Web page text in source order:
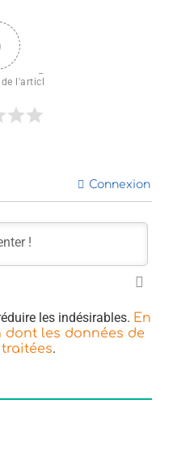
l'articl
Connexion
les indésirables. En
les données de
.